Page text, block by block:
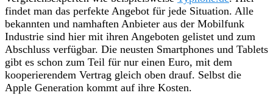
findet man das perfekte Angebot für jede Situation. Alle
bekannten und namhaften Anbieter aus der Mobilfunk
Industrie sind hier mit ihren Angeboten gelistet und zum
Abschluss verfügbar. Die neusten Smartphones und Tablets
gibt es schon zum Teil für nur einen Euro, mit dem
kooperierendem Vertrag gleich oben drauf. Selbst die
Apple Generation kommt auf ihre Kosten.